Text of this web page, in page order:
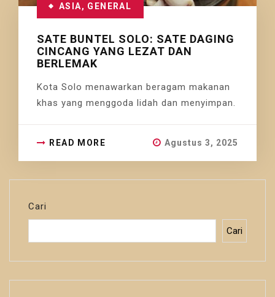
ASIA, GENERAL
SATE BUNTEL SOLO: SATE DAGING
CINCANG YANG LEZAT DAN
BERLEMAK
Kota Solo menawarkan beragam makanan
khas yang menggoda lidah dan menyimpan.
READ MORE Agustus 3, 2025
Cari
Cari